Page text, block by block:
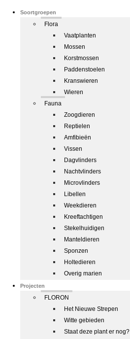
Soortgroepen
Flora
Vaatplanten
Mossen
Korstmossen
Paddenstoelen
Kranswieren
Wieren
Fauna
Zoogdieren
Reptielen
Amfibieën
Vissen
Dagvlinders
Nachtvlinders
Microvlinders
Libellen
Weekdieren
Kreeftachtigen
Stekelhuidigen
Manteldieren
Sponzen
Holtedieren
Overig marien
Projecten
FLORON
Het Nieuwe Strepen
Witte gebieden
Staat deze plant er nog?